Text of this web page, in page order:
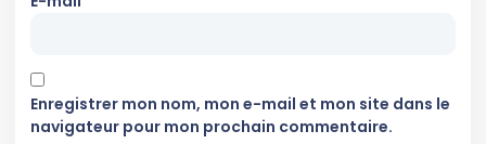
Enregistrer mon nom, mon e-mail et mon site dans le
navigateur pour mon prochain commentaire.